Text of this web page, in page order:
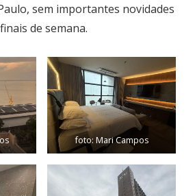
sem importantes novidades
de semana.
foto: Mari Campos